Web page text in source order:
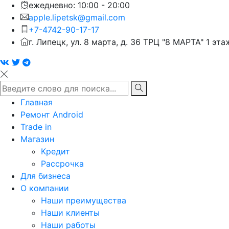
ежедневно: 10:00 - 20:00
apple.lipetsk@gmail.com
+7-4742-90-17-17
г. Липецк, ул. 8 марта, д. 36 ТРЦ "8 МАРТА" 1
Главная
Ремонт Android
Trade in
Магазин
Кредит
Рассрочка
Для бизнеса
О компании
Наши преимущества
Наши клиенты
Наши работы